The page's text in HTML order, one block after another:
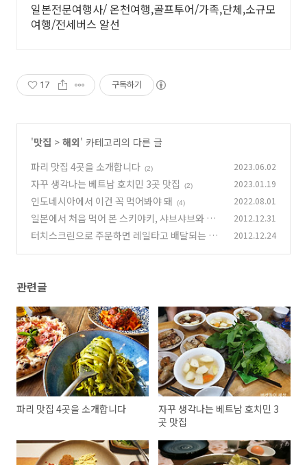
일본전문여행사/ 온천여행,골프투어/가족,단체,소규모
여행/전세버스 알선
17 구독하기
'맛집 > 해외' 카테고리의 다른 글
파리 맛집 4곳을 소개합니다 (2) 2023.06.02
자꾸 생각나는 베트남 호치민 3곳 맛집 (2) 2023.01.19
인도네시아에서 이건 꼭 먹어봐야 돼 (4) 2022.08.01
일본에서 처음 먹어 본 스키야키, 샤브샤브와 다
른 맛 (9)
2012.12.31
터치스크린으로 주문하면 레일타고 배달되는 일
2012.12.24
관련글
파리 맛집 4곳을 소개합니다
자꾸 생각나는 베트남 호치민 3
곳 맛집